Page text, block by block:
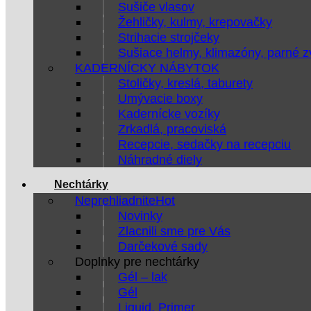
Sušiče vlasov
Žehličky, kulmy, krepovačky
Strihacie strojčeky
Sušiace helmy, klimazóny, parné
KADERNÍCKY NÁBYTOK
Stoličky, kreslá, taburety
Umývacie boxy
Kadernícke vozíky
Zrkadlá, pracoviská
Recepcie, sedačky na recepciu
Náhradné diely
Nechtárky
Neprehliadnite
Novinky
Zlacnili sme pre Vás
Darčekové sady
Doplnky pre nechtárky
Gél – lak
Gél
Liquid, Primer